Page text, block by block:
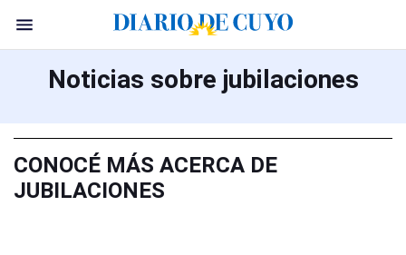
Noticias sobre jubilaciones
CONOCÉ MÁS ACERCA DE
JUBILACIONES